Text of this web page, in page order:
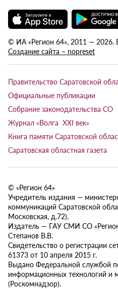
© ИА «Регион 64», 2011 — 2026.
Создание сайта – nopreset
Правительство Саратовской
Официальные публикации
Собрание законодательства СО
Журнал «Волга XXI век»
Книга памяти Саратовской
Саратовская областная газета
© «Регион 64»
Учредитель издания —
коммуникаций Саратовской
Московская, д.72).
Издатель — ГАУ СМИ СО
Степанов В.В.
Свидетельство о регистрации
61373 от 10 апреля 2015 г.
Выдано Федеральной службой
информационных технологий и
(Роскомнадзор).